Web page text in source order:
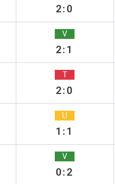
2:0
V
2:1
T
2:0
U
1:1
V
0:2